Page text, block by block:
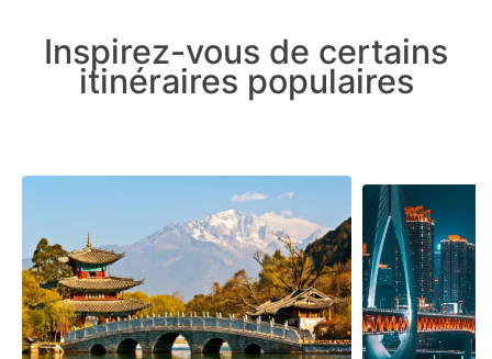
Inspirez-vous de certains
itinéraires populaires